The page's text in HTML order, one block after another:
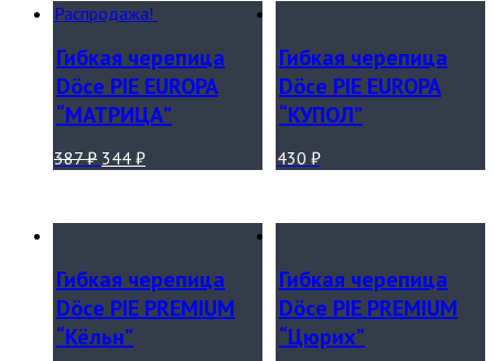
Распродажа!
Гибкая черепица
Döce PIE EUROPA
“МАТРИЦА”
387₽ 344 ₽
Гибкая черепица
Döce PIE EUROPA
“КУПОЛ”
430 ₽
Гибкая черепица
Döce PIE PREMIUM
“Кёльн”
Гибкая черепица
Döce PIE PREMIUM
“Цюрих”